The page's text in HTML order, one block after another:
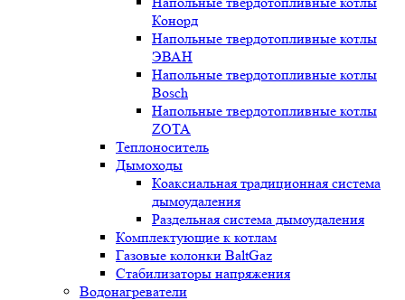
Конорд
Напольные твердотопливные котлы
ЭВАН
Напольные твердотопливные котлы
Bosch
Напольные твердотопливные котлы
ZOTA
Теплоноситель
Дымоходы
Коаксиальная традиционная система
дымоудаления
Раздельная система дымоудаления
Комплектующие к котлам
Газовые колонки BaltGaz
Стабилизаторы напряжения
Водонагреватели